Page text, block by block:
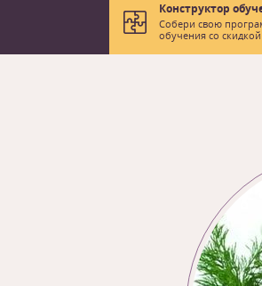
Конструктор
Собери свою
обучения со